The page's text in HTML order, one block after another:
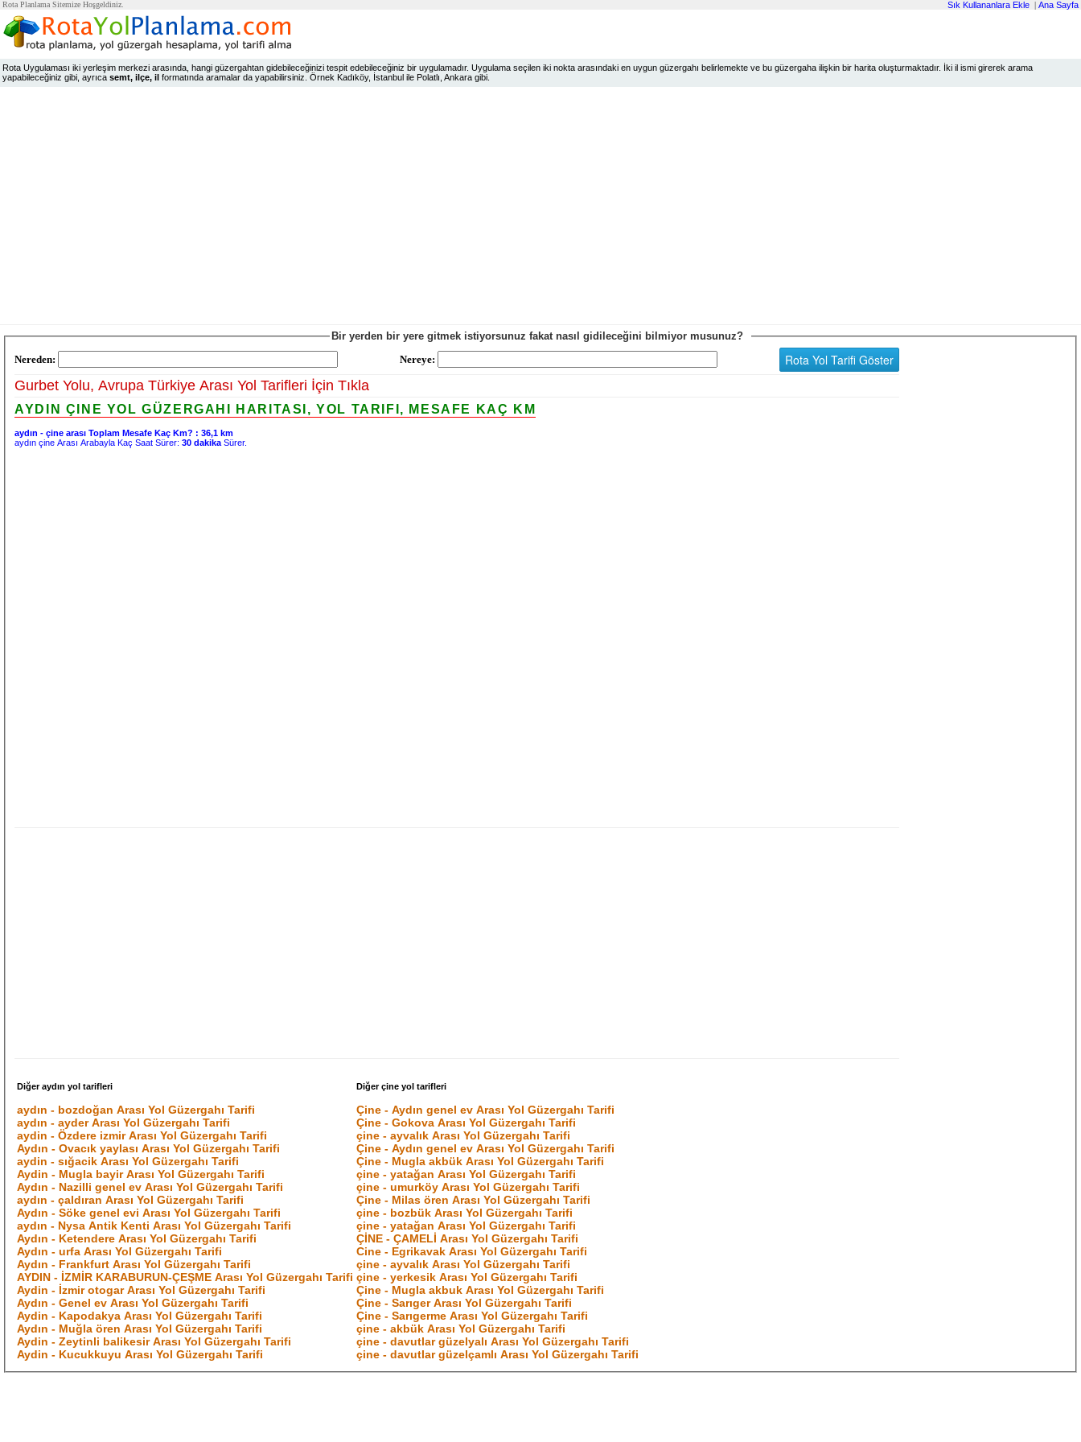
Rota Planlama Sitemize Hoşgeldiniz. Sık Kullananlara Ekle | Ana Sayfa
Rota Uygulaması iki yerleşim merkezi arasında, hangi güzergahtan gidebileceğinizi tespit edebileceğiniz bir uygulamadır. Uygulama seçilen iki nokta arasındaki en uygun güzergahı belirlemekte ve bu güzergaha ilişkin bir harita oluşturmaktadır. İki il ismi girerek arama
yapabileceğiniz gibi, ayrıca semt, ilçe, il formatında aramalar da yapabilirsiniz. Örnek Kadıköy, İstanbul ile Polatlı, Ankara gibi.
Bir yerden bir yere gitmek istiyorsunuz fakat nasıl gidileceğini bilmiyor musunuz?
Nereden:
Nereye:
Gurbet Yolu, Avrupa Türkiye Arası Yol Tarifleri İçin Tıkla
AYDIN ÇINE YOL GÜZERGAHI HARITASI, YOL TARIFI, MESAFE KAÇ KM
aydın - çine arası Toplam Mesafe Kaç Km? :36,1 km
aydın çine Arası Arabayla Kaç Saat Sürer:30 dakika Sürer.
Diğer aydın yol tarifleri
aydın - bozdoğan Arası Yol Güzergahı Tarifi
aydın - ayder Arası Yol Güzergahı Tarifi
aydin - Özdere izmir Arası Yol Güzergahı Tarifi
Aydın - Ovacık yaylası Arası Yol Güzergahı Tarifi
aydin - sığacik Arası Yol Güzergahı Tarifi
Aydin - Mugla bayir Arası Yol Güzergahı Tarifi
Aydın - Nazilli genel ev Arası Yol Güzergahı Tarifi
aydın - çaldıran Arası Yol Güzergahı Tarifi
Aydın - Söke genel evi Arası Yol Güzergahı Tarifi
aydın - Nysa Antik Kenti Arası Yol Güzergahı Tarifi
Aydın - Ketendere Arası Yol Güzergahı Tarifi
Aydın - urfa Arası Yol Güzergahı Tarifi
Aydın - Frankfurt Arası Yol Güzergahı Tarifi
AYDIN - İZMİR KARABURUN-ÇEŞME Arası Yol Güzergahı Tarifi
Aydin - İzmir otogar Arası Yol Güzergahı Tarifi
Aydın - Genel ev Arası Yol Güzergahı Tarifi
Aydin - Kapodakya Arası Yol Güzergahı Tarifi
Aydın - Muğla ören Arası Yol Güzergahı Tarifi
Aydin - Zeytinli balikesir Arası Yol Güzergahı Tarifi
Aydin - Kucukkuyu Arası Yol Güzergahı Tarifi
Diğer çine yol tarifleri
Çine - Aydın genel ev Arası Yol Güzergahı Tarifi
Çine - Gokova Arası Yol Güzergahı Tarifi
çine - ayvalık Arası Yol Güzergahı Tarifi
Çine - Aydın genel ev Arası Yol Güzergahı Tarifi
Çine - Mugla akbük Arası Yol Güzergahı Tarifi
çine - yatağan Arası Yol Güzergahı Tarifi
çine - umurköy Arası Yol Güzergahı Tarifi
Çine - Milas ören Arası Yol Güzergahı Tarifi
çine - bozbük Arası Yol Güzergahı Tarifi
çine - yatağan Arası Yol Güzergahı Tarifi
ÇİNE - ÇAMELİ Arası Yol Güzergahı Tarifi
Cine - Egrikavak Arası Yol Güzergahı Tarifi
çine - ayvalık Arası Yol Güzergahı Tarifi
çine - yerkesik Arası Yol Güzergahı Tarifi
Çine - Mugla akbuk Arası Yol Güzergahı Tarifi
Çine - Sarıger Arası Yol Güzergahı Tarifi
Çine - Sarıgerme Arası Yol Güzergahı Tarifi
çine - akbük Arası Yol Güzergahı Tarifi
çine - davutlar güzelyalı Arası Yol Güzergahı Tarifi
çine - davutlar güzelçamlı Arası Yol Güzergahı Tarifi